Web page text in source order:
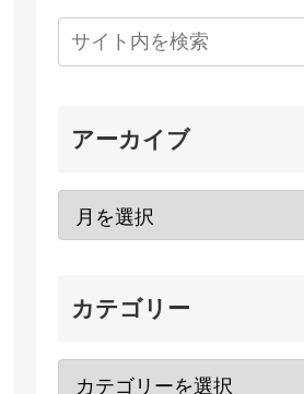
アーカイブ
カテゴリー